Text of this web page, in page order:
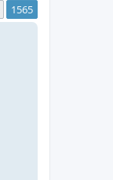
1565